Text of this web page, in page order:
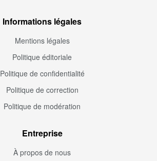
Informations légales
Mentions légales
Politique éditoriale
Politique de confidentialité
Politique de correction
Politique de modération
Entreprise
À propos de nous